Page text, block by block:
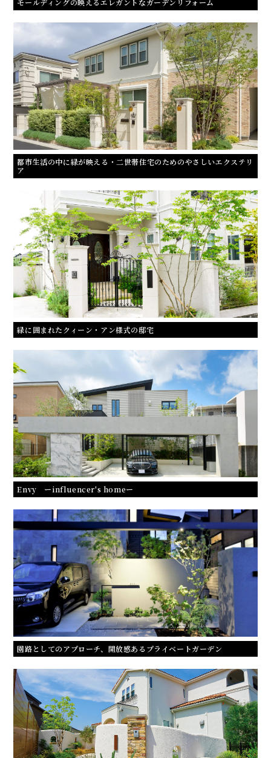
モールディングの映えるエレガントなガーデンリフォーム
都市生活の中に緑が映える・二世帯住宅のためのやさしいエクステリ
ア
緑に囲まれたクィーン・アン様式の邸宅
Envy ーinfluencer's homeー
園路としてのアプローチ、開放感あるプライベートガーデン